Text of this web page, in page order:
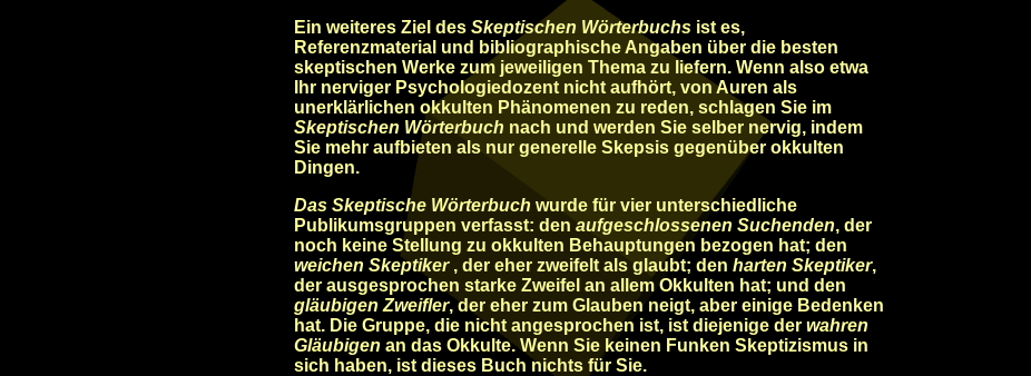
Ein weiteres Ziel des Skeptischen Wörterbuchs ist es,
Referenzmaterial und bibliographische Angaben über die besten
skeptischen Werke zum jeweiligen Thema zu liefern. Wenn also etwa
Ihr nerviger Psychologiedozent nicht aufhört, von Auren als
unerklärlichen okkulten Phänomenen zu reden, schlagen Sie im
Skeptischen Wörterbuch nach und werden Sie selber nervig, indem
Sie mehr aufbieten als nur generelle Skepsis gegenüber okkulten
Dingen.
Das Skeptische Wörterbuch wurde für vier unterschiedliche
Publikumsgruppen verfasst: den aufgeschlossenen Suchenden, der
noch keine Stellung zu okkulten Behauptungen bezogen hat; den
weichen Skeptiker, der eher zweifelt als glaubt; den harten Skeptiker,
der ausgesprochen starke Zweifel an allem Okkulten hat; und den
gläubigen Zweifler, der eher zum Glauben neigt, aber einige Bedenken
hat. Die Gruppe, die nicht angesprochen ist, ist diejenige der wahren
Gläubigen an das Okkulte. Wenn Sie keinen Funken Skeptizismus in
sich haben, ist dieses Buch nichts für Sie.